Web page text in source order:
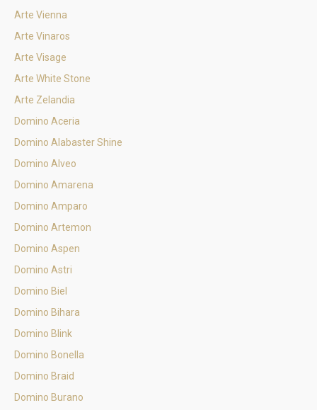
Arte Vienna
Arte Vinaros
Arte Visage
Arte White Stone
Arte Zelandia
Domino Aceria
Domino Alabaster Shine
Domino Alveo
Domino Amarena
Domino Amparo
Domino Artemon
Domino Aspen
Domino Astri
Domino Biel
Domino Bihara
Domino Blink
Domino Bonella
Domino Braid
Domino Burano